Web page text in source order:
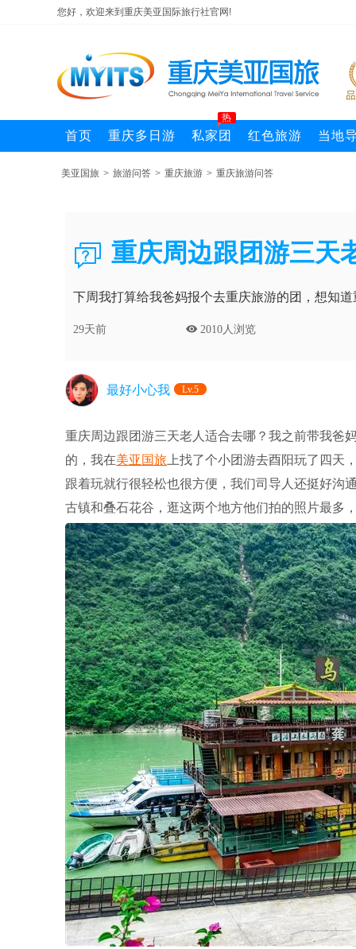
您好，欢迎来到重庆美亚国际旅行社官网!
首页 重庆多日游 私家团
热
红色旅游 当地
美亚国旅 > 旅游问答 > 重庆旅游 > 重庆旅游问答
 重庆周边跟团游三天
下周我打算给我爸妈报个去重庆旅游的团，想知
29天前  2010人浏览
最好小心我 Lv.5
重庆周边跟团游三天老人适合去哪？我之前带我爸
的，我在美亚国旅 上找了个小团游去酉阳玩了四天
跟着玩就行很轻松也很方便，我们司导人还挺好沟
古镇和叠石花谷，逛这两个地方他们拍的照片最多